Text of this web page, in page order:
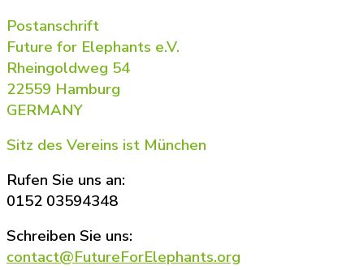
Postanschrift
Future for Elephants e.V.
Rheingoldweg 54
22559 Hamburg
GERMANY
Sitz des Vereins ist München
Rufen Sie uns an:
0152 03594348
Schreiben Sie uns:
contact@FutureForElephants.org